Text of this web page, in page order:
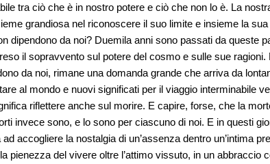
tra ciò che è in nostro potere e ciò che non lo è. La
grandiosa nel riconoscere il suo limite e insieme la sua
dipendono da noi? Duemila anni sono passati da queste
il sopravvento sul potere del cosmo e sulle sue
da noi, rimane una domanda grande che arriva da
al mondo e nuovi significati per il viaggio interminabile
riflettere anche sul morire. E capire, forse, che la
invece sono, e lo sono per ciascuno di noi. E in questi
accogliere la nostalgia di un’assenza dentro un’intima
pienezza del vivere oltre l’attimo vissuto, in un abbraccio